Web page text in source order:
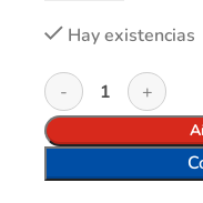
Hay existencias